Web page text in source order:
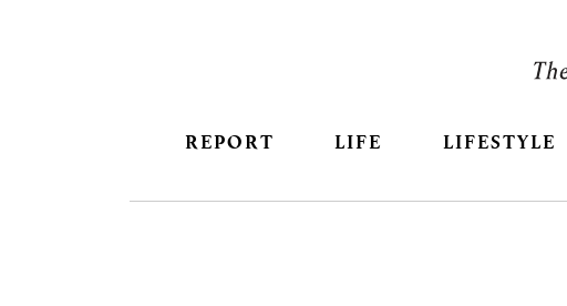
REPORT LIFE LIFESTYLE